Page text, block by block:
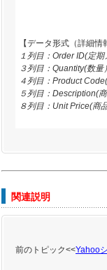
【データ形式（詳細情
１列目：Order ID(定期
３列目：Quantity(数量）
４列目：Product
５列目：Description(商
８列目：Unit Price(商
関連説明
前のトピック<<Yahoo